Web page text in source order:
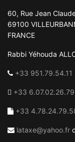
60, Rue Jean
69100
FRANCE
Rabbi Yéhouda
+33 951.79.54.11
+33 6.07.02.26.79
+33
lataxe@yahoo.fr